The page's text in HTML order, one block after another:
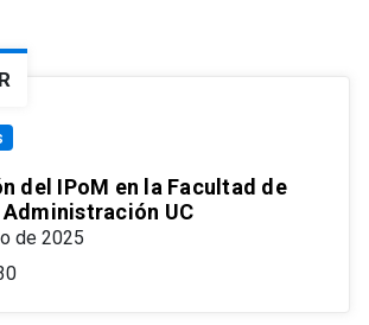
del IPoM en la Facultad de
UC
de 2025